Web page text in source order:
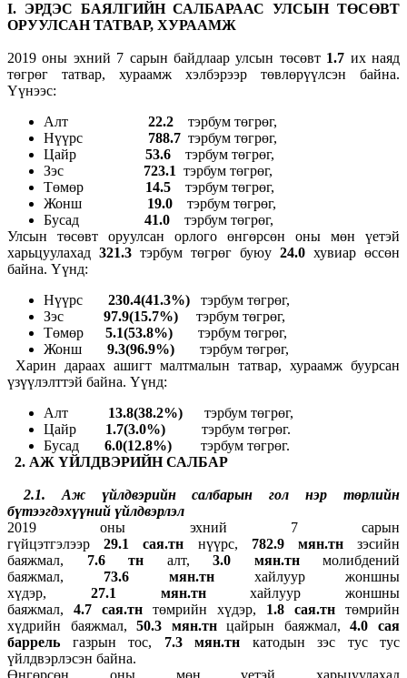
I. ЭРДЭС БАЯЛГИЙНСАЛБАРААС УЛСЫН ТӨСӨВТ
ОРУУЛСАН ТАТВАР, ХУРААМЖ
2019 оны эхний 7 сарын байдлаар улсын төсөвт 1.7 их наяд
төгрөг татвар, хураамж хэлбэрээр төвлөрүүлсэн байна.
Үүнээс:
Алт 22.2 тэрбум төгрөг,
Нүүрс 788.7 тэрбум төгрөг,
Цайр 53.6 тэрбум төгрөг,
Зэс 723.1 тэрбум төгрөг,
Төмөр 14.5 тэрбум төгрөг,
Жонш 19.0 тэрбум төгрөг,
Бусад 41.0
тэрбум төгрөг,
Улсын төсөвт оруулсан орлого өнгөрсөн оны мөн үетэй
харьцуулахад 321.3 тэрбум төгрөг буюу 24.0 хувиар өссөн
байна. Үүнд:
Нүүрс 230.4(41.3%) тэрбум төгрөг,
Зэс 97.9(15.7%) тэрбум төгрөг,
Төмөр 5.1(53.8%) тэрбум төгрөг,
Жонш 9.3(96.9%) тэрбум төгрөг,
Харин дараах ашигт малтмалын татвар, хураамж буурсан
үзүүлэлттэй байна. Үүнд:
Алт 13.8(38.2%) тэрбум төгрөг,
Цайр 1.7(3.0%) тэрбум төгрөг.
Бусад 6.0(12.8%) тэрбум төгрөг.
2. АЖ ҮЙЛДВЭРИЙН САЛБАР
2.1. Аж үйлдвэрийн салбарын гол нэр төрлийн
бүтээгдэхүүний үйлдвэрлэл
2019 оны эхний 7 сарын
гүйцэтгэлээр29.1 сая.тн нүүрс, 782.9 мян.тнзэсийн
баяжмал, 7.6 тн алт, 3.0 мян.тн молибдений
баяжмал, 73.6 мян.тн хайлуур жоншны
хүдэр, 27.1 мян.тнхайлуур жоншны
баяжмал, 4.7 сая.тн төмрийн хүдэр, 1.8 сая.тн төмрийн
хүдрийн баяжмал,50.3 мян.тнцайрын баяжмал,4.0 сая
баррель газрын тос, 7.3 мян.тн катодын зэс тус тус
үйлдвэрлэсэн байна.